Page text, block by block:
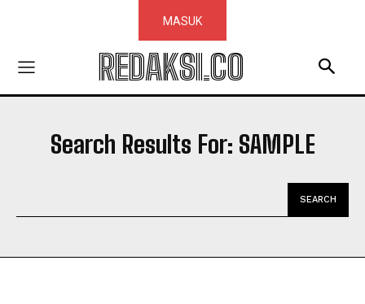
MASUK
REDAKSI.CO
Search Results For: SAMPLE
SEARCH